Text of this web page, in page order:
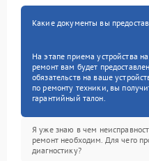
Какие документы вы
На этапе приема устройства
ремонт вам будет
обязательств на ваше
по ремонту техники, вы
гарантийный талон.
Я уже знаю в чем
ремонт необходим. Для чего
диагностику?